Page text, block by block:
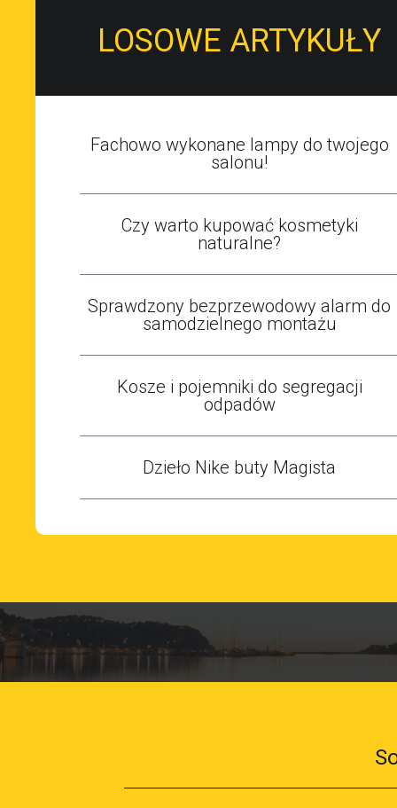
LOSOWE ARTYKUŁY
Fachowo wykonane lampy do twojego
salonu!
Czy warto kupować kosmetyki
naturalne?
Sprawdzony bezprzewodowy alarm do
samodzielnego montażu
Kosze i pojemniki do segregacji
odpadów
Dzieło Nike buty Magista